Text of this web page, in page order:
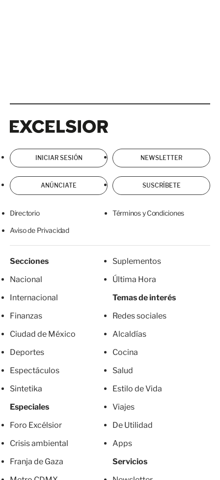
INICIAR SESIÓN NEWSLETTER
ANÚNCIATE SUSCRÍBETE
Directorio Términos y Condiciones
Aviso de Privacidad
Secciones
Nacional
Internacional
Finanzas
Ciudad de México
Deportes
Espectáculos
Sintetika
Especiales
Foro Excélsior
Crisis ambiental
Franja de Gaza
Suplementos
Última Hora
Temas de interés
Redes sociales
Alcaldías
Cocina
Salud
Estilo de Vida
Viajes
De Utilidad
Apps
Servicios